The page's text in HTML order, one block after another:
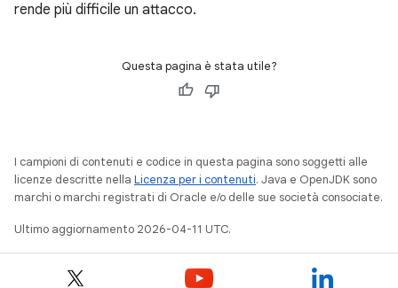
rende più difficile un attacco.
Questa pagina è stata utile?
I campioni di contenuti e codice in questa pagina sono soggetti alle
licenze descritte nella Licenza per i contenuti. Java e OpenJDK sono
marchi o marchi registrati di Oracle e/o delle sue società consociate.
Ultimo aggiornamento 2026-04-11 UTC.